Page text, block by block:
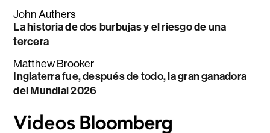
John Authers
La historia de dos burbujas y el riesgo de una
tercera
Matthew Brooker
Inglaterra fue, después de todo, la gran ganadora
del Mundial 2026